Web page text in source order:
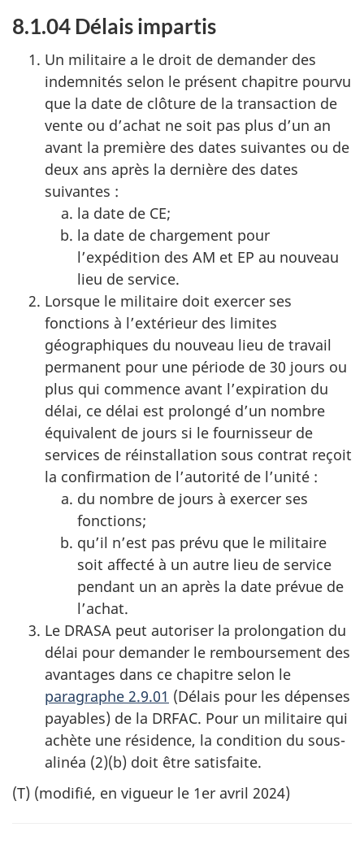
8.1.04 Délais impartis
Un militaire a le droit de demander des
indemnités selon le présent chapitre pourvu
que la date de clôture de la transaction de
vente ou d’achat ne soit pas plus d’un an
avant la première des dates suivantes ou de
deux ans après la dernière des dates
suivantes :
la date de CE;
la date de chargement pour
l’expédition des AM et EP au nouveau
lieu de service.
Lorsque le militaire doit exercer ses
fonctions à l’extérieur des limites
géographiques du nouveau lieu de travail
permanent pour une période de 30 jours ou
plus qui commence avant l’expiration du
délai, ce délai est prolongé d’un nombre
équivalent de jours si le fournisseur de
services de réinstallation sous contrat reçoit
la confirmation de l’autorité de l’unité :
du nombre de jours à exercer ses
fonctions;
qu’il n’est pas prévu que le militaire
soit affecté à un autre lieu de service
pendant un an après la date prévue de
l’achat.
Le DRASA peut autoriser la prolongation du
délai pour demander le remboursement des
avantages dans ce chapitre selon le
paragraphe 2.9.01 (Délais pour les dépenses
payables) de la DRFAC. Pour un militaire qui
achète une résidence, la condition du sous-
alinéa (2)(b) doit être satisfaite.
(T) (modifié, en vigueur le 1er avril 2024)